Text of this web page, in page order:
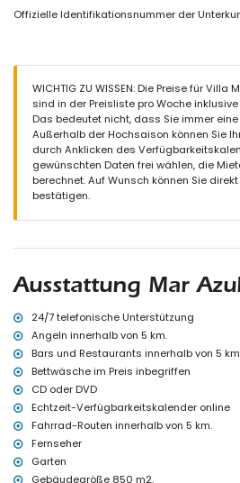
Badewanne/Duschkombination und
eingezäuntes Grundstück
privater Pool mit den Maßen 8m x
Garten mit Bäumen und
3 Terrassen, davon 1 überdacht
Grill
Sitzbereich im Freien und Essbereich
3 private Parkplätze
Weitere Informationen
nächste Stadt: Jávea (innerhalb von
Villa)
nächster Flughafen: Alicante
Villa)
zweiter nächster Flughafen: Valencia
Rauchen nicht erlaubt
Die Unterkunft ist sehr geeignet für
Einrichtungen und Dienstleistungen, die
inbegriffen sind
Internet (WiFi)
Staubsauger und Bügeleisen mit
Bettwäsche und Handtücher
Offizielle Identifikationsnummer der
WICHTIG ZU WISSEN: Die Preise für Villa
sind in der Preisliste pro Woche
Das bedeutet nicht, dass Sie immer
Außerhalb der Hochsaison können Sie
durch Anklicken des
gewünschten Daten frei wählen, die
berechnet. Auf Wunsch können Sie
bestätigen.
Ausstattung Mar
24/7 telefonische Unterstützung
Angeln innerhalb von 5 km.
Bars und Restaurants innerhalb von 5
Bettwäsche im Preis inbegriffen
CD oder DVD
Echtzeit-Verfügbarkeitskalender online
Fahrrad-Routen innerhalb von 5 km.
Fernseher
Garten
Gebäudegröße 850 m2.